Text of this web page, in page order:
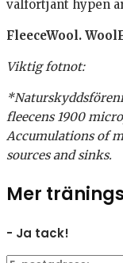
välförtjänt hypen
FleeceWool.
Viktig fotnot:
fleecens 1900
Accumulations of
sources and sinks.
Mer
- Ja tack!